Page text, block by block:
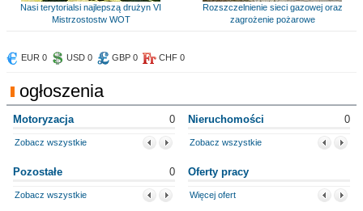
Nasi terytorialsi najlepszą drużyn VI
Mistrzostostw WOT
Rozszczelnienie sieci gazowej oraz
zagrożenie pożarowe
EUR 0 USD 0 GBP 0 CHF 0
ogłoszenia
Motoryzacja 0
Zobacz wszystkie
Nieruchomości 0
Zobacz wszystkie
Pozostałe 0
Zobacz wszystkie
Oferty pracy
Więcej ofert